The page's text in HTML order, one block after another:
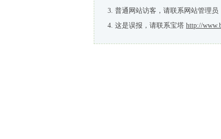
普通网站访客，请联系网站管理员
这是误报，请联系宝塔 http://